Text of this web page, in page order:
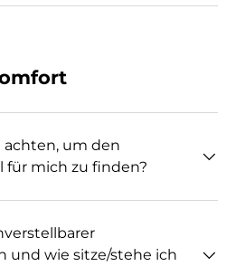
achten, um den
für mich zu finden?
und wie sitze/stehe ich